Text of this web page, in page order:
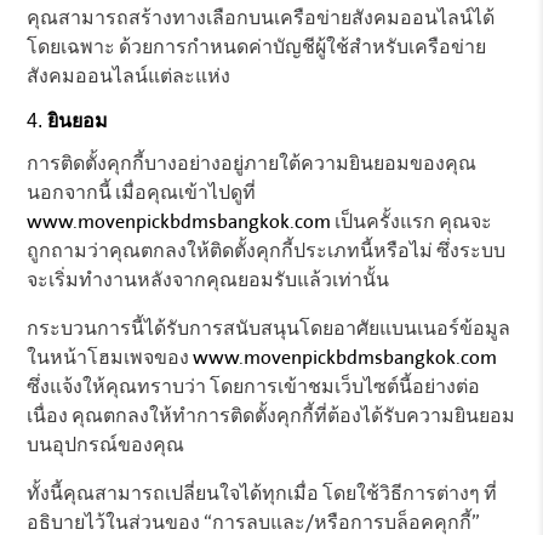
คุณสามารถสร้างทางเลือกบนเครือข่ายสังคมออนไลน์ได้
โดยเฉพาะ ด้วยการกำหนดค่าบัญชีผู้ใช้สำหรับเครือข่าย
สังคมออนไลน์แต่ละแห่ง
ยินยอม
การติดตั้งคุกกี้บางอย่างอยู่ภายใต้ความยินยอมของคุณ
นอกจากนี้ เมื่อคุณเข้าไปดูที่
www.movenpickbdmsbangkok.com เป็นครั้งแรก คุณจะ
ถูกถามว่าคุณตกลงให้ติดตั้งคุกกี้ประเภทนี้หรือไม่ ซึ่งระบบ
จะเริ่มทำงานหลังจากคุณยอมรับแล้วเท่านั้น
กระบวนการนี้ได้รับการสนับสนุนโดยอาศัยแบนเนอร์ข้อมูล
ในหน้าโฮมเพจของwww.movenpickbdmsbangkok.com
ซึ่งแจ้งให้คุณทราบว่า โดยการเข้าชมเว็บไซต์นี้อย่างต่อ
เนื่อง คุณตกลงให้ทำการติดตั้งคุกกี้ที่ต้องได้รับความยินยอม
บนอุปกรณ์ของคุณ
ทั้งนี้คุณสามารถเปลี่ยนใจได้ทุกเมื่อ โดยใช้วิธีการต่างๆ ที่
อธิบายไว้ในส่วนของ “การลบและ/หรือการบล็อคคุกกี้”